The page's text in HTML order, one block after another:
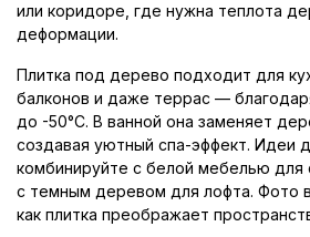
или коридоре, где нужна теплота
деформации.
Плитка под дерево подходит для
балконов и даже террас —
до -50°C. В ванной она заменяет
создавая уютный спа-эффект. Идеи
комбинируйте с белой мебелью для
с темным деревом для лофта. Фото в
как плитка преображает